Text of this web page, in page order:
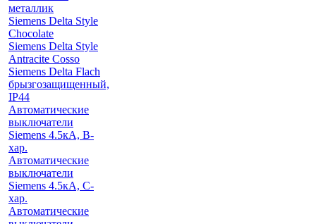
металлик
Siemens Delta Style
Chocolate
Siemens Delta Style
Antracite Cosso
Siemens Delta Flach
брызгозащищенный,
IP44
Автоматические
выключатели
Siemens 4.5кА, B-
хар.
Автоматические
выключатели
Siemens 4.5кА, C-
хар.
Автоматические